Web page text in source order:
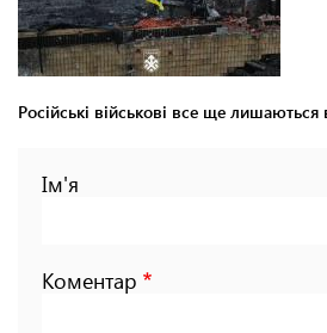
Російські військові все ще лишаються
Ім'я
Коментар